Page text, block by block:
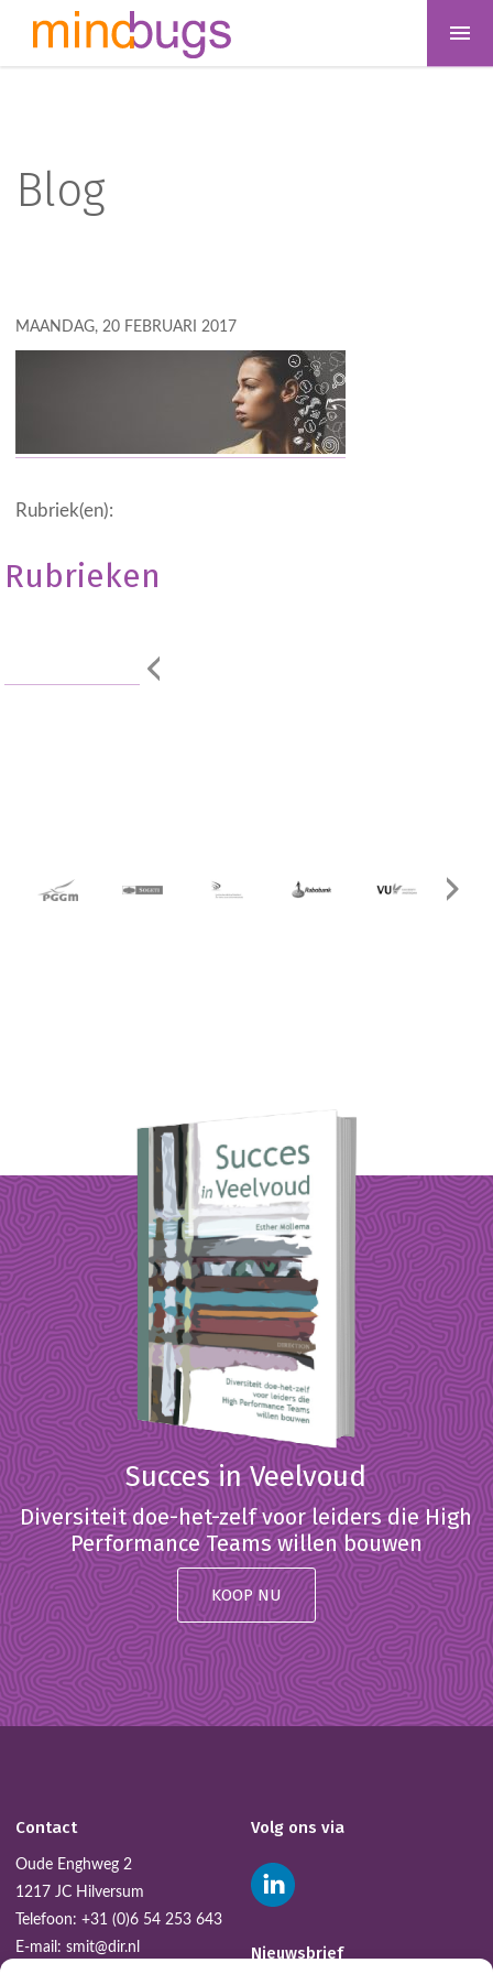
Blog
MAANDAG, 20 FEBRUARI 2017
Rubriek(en):
Rubrieken
Succes in Veelvoud
Diversiteit doe-het-zelf voor leiders die High
Performance Teams willen bouwen
KOOP NU
Contact
Oude Enghweg 2
1217 JC Hilversum
Telefoon: +31 (0)6 54 253 643
E-mail: smit@dir.nl
Volg ons via
Nieuwsbrief